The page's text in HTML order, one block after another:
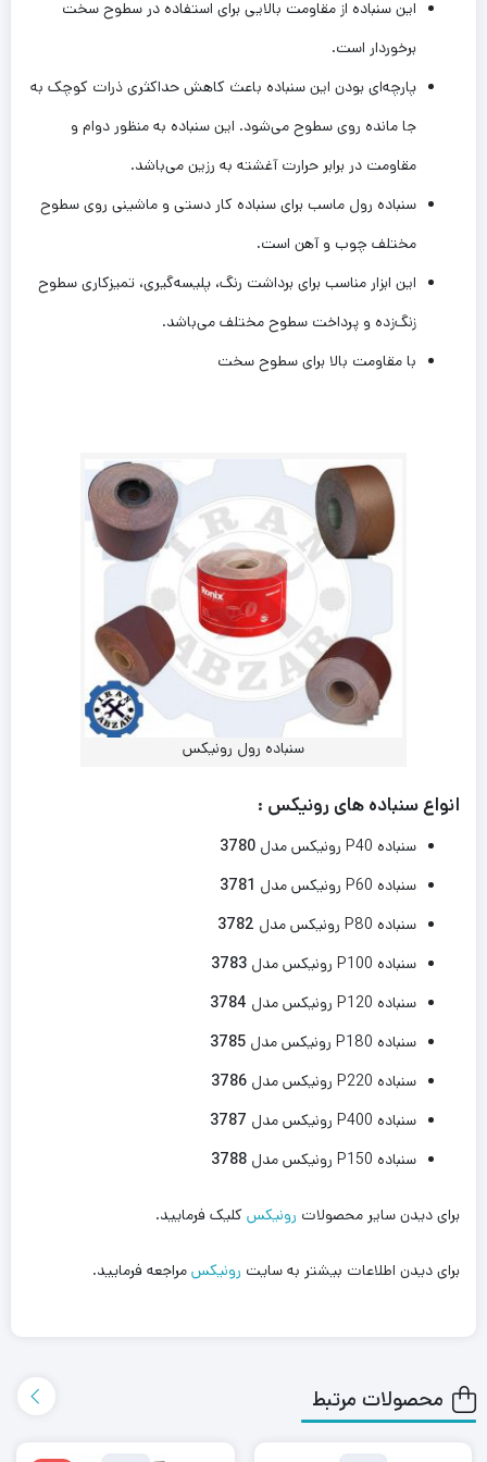
این سنباده از مقاومت بالایی برای استفاده در سطوح سخت
برخوردار است.
پارچه‌ای بودن این سنباده باعث کاهش حداکثری ذرات کوچک به
جا مانده روی سطوح می‌شود. این سنباده به منظور دوام و
مقاومت در برابر حرارت آغشته به رزین می‌باشد.
سنباده رول ماسب برای سنباده کار دستی و ماشینی روی سطوح
مختلف چوب و آهن است.
این ابزار مناسب برای برداشت رنگ، پلیسه‌گیری، تمیزکاری سطوح
زنگ‌زده و پرداخت سطوح مختلف می‌باشد.
با مقاومت بالا برای سطوح سخت
سنباده رول رونیکس
انواع سنباده های رونیکس :
سنباده P40 رونیکس مدل
3780
سنباده P60 رونیکس مدل
3781
سنباده P80 رونیکس مدل
3782
سنباده P100 رونیکس مدل
3783
سنباده P120 رونیکس مدل
3784
سنباده P180 رونیکس مدل
3785
سنباده P220 رونیکس مدل
3786
سنباده P400 رونیکس مدل
3787
سنباده P150 رونیکس مدل
3788
برای دیدن سایر محصولات رونیکس کلیک فرمایید.
برای دیدن اطلاعات بیشتر به سایت رونیکس مراجعه فرمایید.
محصولات مرتبط